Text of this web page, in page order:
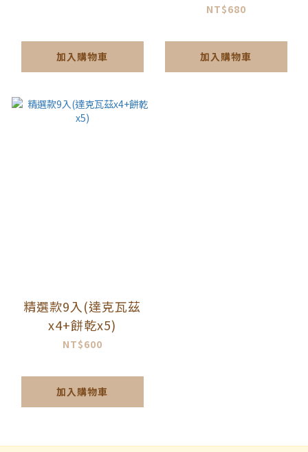
加入購物車
NT$680
加入購物車
精選款9入(達克瓦茲
x4+餅乾x5)
NT$600
加入購物車